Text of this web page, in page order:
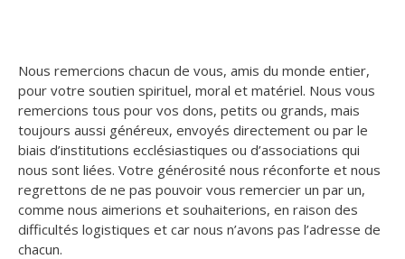
Nous remercions chacun de vous, amis du monde entier,
pour votre soutien spirituel, moral et matériel. Nous vous
remercions tous pour vos dons, petits ou grands, mais
toujours aussi généreux, envoyés directement ou par le
biais d’institutions ecclésiastiques ou d’associations qui
nous sont liées. Votre générosité nous réconforte et nous
regrettons de ne pas pouvoir vous remercier un par un,
comme nous aimerions et souhaiterions, en raison des
difficultés logistiques et car nous n’avons pas l’adresse de
chacun.